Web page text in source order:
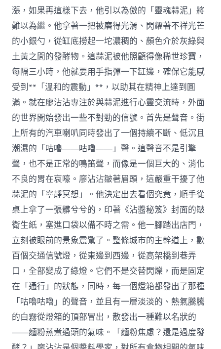
漲，如果再這樣下去，他引以為傲的「靈魂蒜泥」將
難以為繼。他拿著一把被磨得光滑、閃耀著不祥光芒
的小銀勺，從缸底撈起一坨濃稠的、顏色介於灰綠與
土黃之間的發酵物。這蒜泥被他照顧得像稀世珍寶，
每隔三小時，他就要用手指彈一下缸邊，確保它能感
受到**「溫和的震動」**，以助其在精神上達到圓
滿。就在廖沾沾專注於與蒜泥進行心靈交流時，外面
的世界開始發出一些不對勁的信號。首先是聲音。街
上所有的汽車喇叭同時發出了一個持續不斷、低沉且
潮濕的「咕嚕——咕嚕——」聲。這聲音不是引擎
聲，也不是正常的鳴笛聲，而像是一個巨大的、消化
不良的胃在哀嚎。廖沾沾皺著眉頭，這嚴重干擾了他
蒜泥的「寧靜冥想」。他決定出去看個究竟，順手從
桌上拿了一張髒兮兮的，印著《沾醬秘笈》封面的皺
衛生紙，塞進口袋以備不時之需。他一腳踏出店門，
立刻被眼前的景象震驚了。整條城市的主幹道上，數
百個交通信號燈，從東邊到西邊，從高架橋到巷弄
口，全部變成了綠燈。它們不是交替閃爍，而是固定
在「通行」的狀態，同時，每一個燈箱都發出了那種
「咕嚕咕嚕」的聲音，並且有一層淡淡的、熱氣騰騰
的白霧從燈箱的頂部冒出，散發出一種難以名狀的
——麵粉蒸煮過頭的氣味。「麵粉焦慮？還是過度發